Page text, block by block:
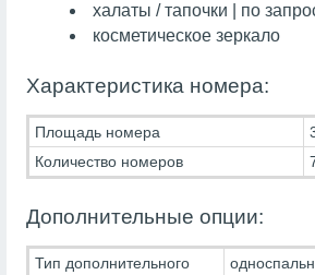
халаты / тапочки | по
косметическое зеркало
Характеристика номера:
Площадь номера
Количество номеров
Дополнительные опции:
Тип дополнительного